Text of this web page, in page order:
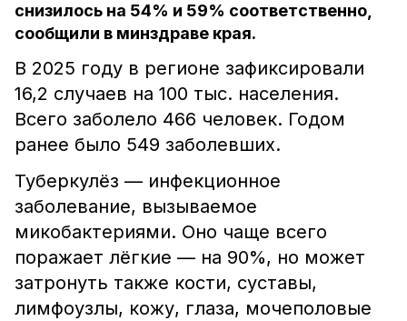
снизилось на 54% и 59% соответственно,
сообщили в минздраве края.
В 2025 году в регионе зафиксировали
16,2 случаев на 100 тыс. населения.
Всего заболело 466 человек. Годом
ранее было 549 заболевших.
Туберкулёз — инфекционное
заболевание, вызываемое
микобактериями. Оно чаще всего
поражает лёгкие — на 90%, но может
затронуть также кости, суставы,
лимфоузлы, кожу, глаза, мочеполовые